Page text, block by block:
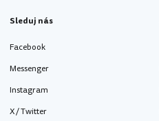
Sleduj nás
Facebook
Messenger
Instagram
X / Twitter